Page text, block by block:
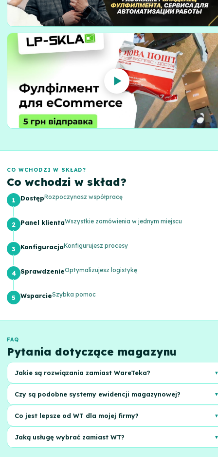
CO WCHODZI W SKŁAD?
Co wchodzi w skład?
DostępRozpoczynasz współpracę
Panel klientaWszystkie zamówienia w jednym miejscu
KonfiguracjaKonfigurujesz procesy
SprawdzenieOptymalizujesz logistykę
WsparcieSzybka pomoc
FAQ
Pytania dotyczące magazynu
Jakie są rozwiązania zamiast WareTeka?
zamówień, integrację z platformami i przejrzyste raportowanie.
Czy są podobne systemy ewidencji magazynowej?
pozwala optymalizować zapasy, posiadając elastyczne ustawienia.
Co jest lepsze od WT dla mojej firmy?
Twojego sklepu internetowego i zapewniając skalowalne rozwiązania.
Jaką usługę wybrać zamiast WT?